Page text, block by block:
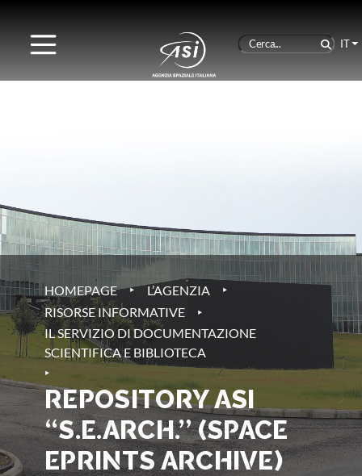
IT
HOMEPAGE ‣ L’AGENZIA ‣
RISORSE INFORMATIVE ‣
IL SERVIZIO DI DOCUMENTAZIONE
SCIENTIFICA E BIBLIOTECA
‣
REPOSITORY ASI
“S.E.ARCH.” (SPACE
EPRINTS ARCHIVE)